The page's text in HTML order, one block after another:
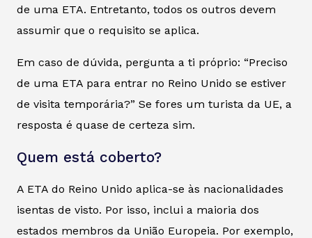
de uma ETA. Entretanto, todos os outros devem
assumir que o requisito se aplica.
Em caso de dúvida, pergunta a ti próprio: “Preciso
de uma ETA para entrar no Reino Unido se estiver
de visita temporária?” Se fores um turista da UE, a
resposta é quase de certeza sim.
Quem está coberto?
A ETA do Reino Unido aplica-se às nacionalidades
isentas de visto. Por isso, inclui a maioria dos
estados membros da União Europeia. Por exemplo,